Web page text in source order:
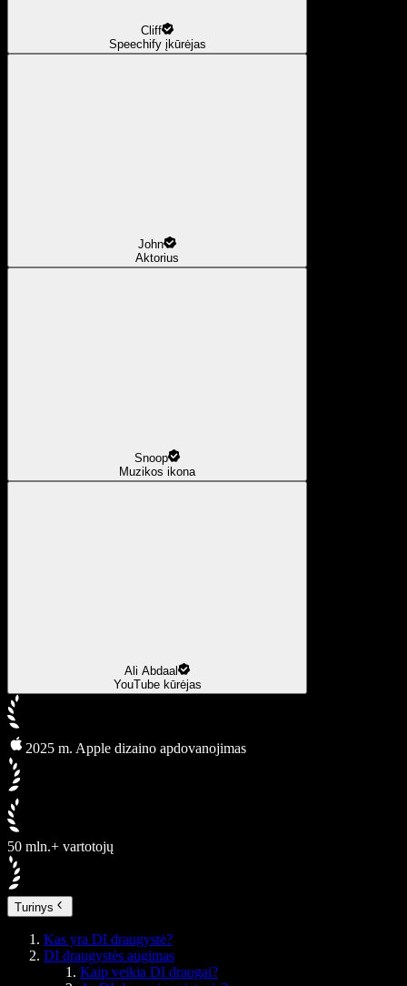
Cliff
Speechify įkūrėjas
John
Aktorius
Snoop
Muzikos ikona
Ali Abdaal
YouTube kūrėjas
2025 m. Apple dizaino apdovanojimas
50 mln.+ vartotojų
Turinys
Kas yra DI draugystė?
DI draugystės augimas
Kaip veikia DI draugai?